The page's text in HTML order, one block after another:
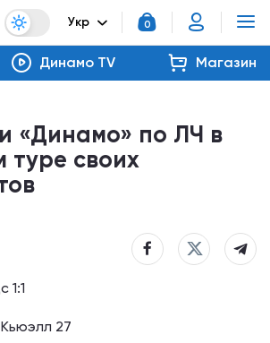
Укр 0
Динамо TV Магазин
«Динамо» по ЛЧ в
туре своих
1:1
27